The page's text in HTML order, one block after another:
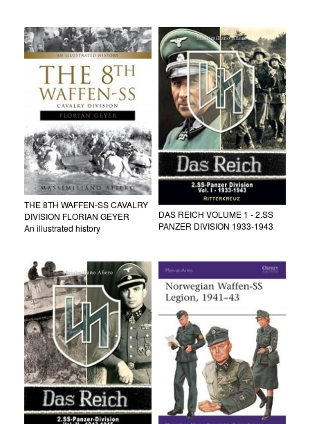
THE 8TH WAFFEN-SS CAVALRY
DIVISION FLORIAN GEYER
An illustrated history
DAS REICH VOLUME 1 - 2.SS
PANZER DIVISION 1933-1943